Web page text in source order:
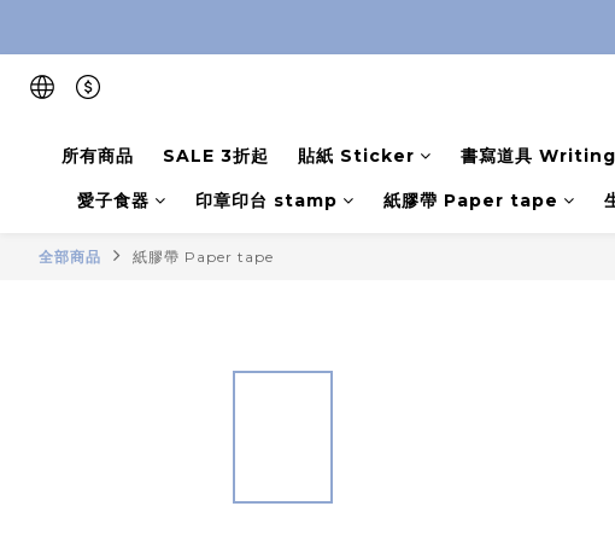
所有商品 SALE 3折起 貼紙 Sticker 書寫道具
愛子食器 印章印台 stamp 紙膠帶 Paper tape
全部商品 紙膠帶 Paper tape